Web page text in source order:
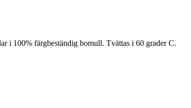
i 100% färgbeständig bomull. Tvättas i 60 grader C.